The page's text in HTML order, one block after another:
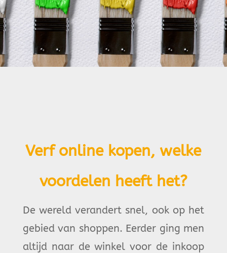
Verf online kopen, welke
voordelen heeft het?
De wereld verandert snel, ook op het
gebied van shoppen. Eerder ging men
altijd naar de winkel voor de inkoop